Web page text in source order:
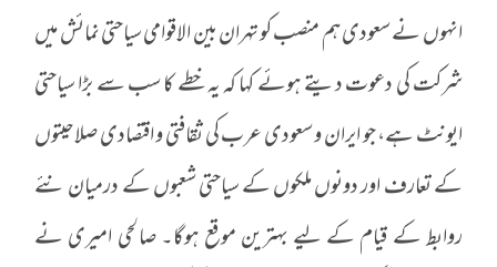
انہوں نے سعودی ہم منصب کو تہران بین الاقوامی سیاحتی نمائش میں
شرکت کی دعوت دیتے ہوئے کہا کہ یہ خطے کا سب سے بڑا سیاحتی
ایونٹ ہے، جو ایران و سعودی عرب کی ثقافتی و اقتصادی صلاحیتوں
کے تعارف اور دونوں ملکوں کے سیاحتی شعبوں کے درمیان نئے
روابط کے قیام کے لیے بہترین موقع ہوگا۔ صالحی‌ امیری نے